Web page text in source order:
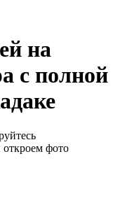
на
с полной
фото